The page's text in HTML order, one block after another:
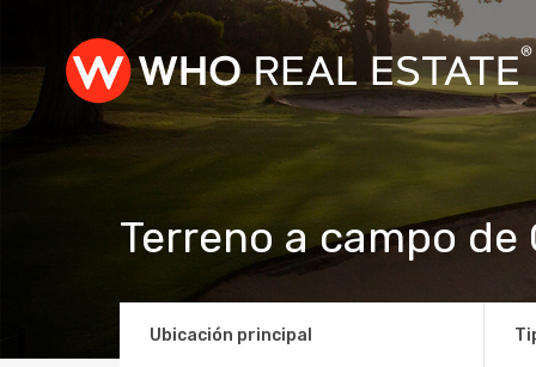
Terreno a campo de
Ubicación principal